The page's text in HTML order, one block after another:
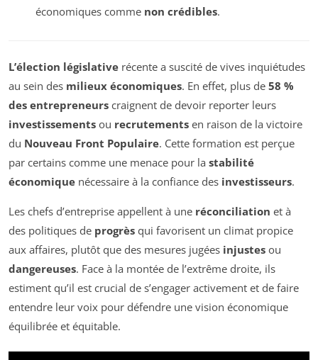
économiques comme non crédibles.
L’élection législative récente a suscité de vives inquiétudes
au sein des milieux économiques. En effet, plus de 58 %
des entrepreneurs craignent de devoir reporter leurs
investissements ou recrutements en raison de la victoire
du Nouveau Front Populaire. Cette formation est perçue
par certains comme une menace pour la stabilité
économique nécessaire à la confiance des investisseurs.
Les chefs d’entreprise appellent à une réconciliation et à
des politiques de progrès qui favorisent un climat propice
aux affaires, plutôt que des mesures jugées injustes ou
dangereuses. Face à la montée de l’extrême droite, ils
estiment qu’il est crucial de s’engager activement et de faire
entendre leur voix pour défendre une vision économique
équilibrée et équitable.